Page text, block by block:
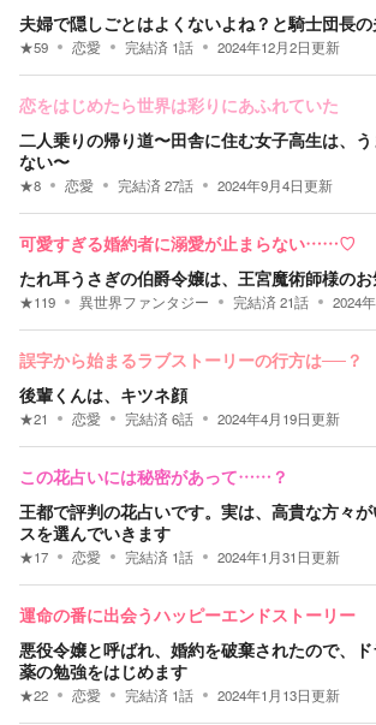
夫婦で隠しごとはよくないよね？と騎士団長
★59 恋愛 完結済 1話 2024年12月2日更新
恋をはじめたら世界は彩りにあふれていた
二人乗りの帰り道〜田舎に住む女子高生は、
ない〜
★8 恋愛 完結済27話 2024年9月4日更新
可愛すぎる婚約者に溺愛が止まらない……♡
たれ耳うさぎの伯爵令嬢は、王宮魔術師様のお
★119 異世界ファンタジー 完結済21話 2024
誤字から始まるラブストーリーの行方は──？
後輩くんは、キツネ顔
★21 恋愛 完結済6話 2024年4月19日更新
この花占いには秘密があって……？
王都で評判の花占いです。実は、高貴な方々
スを選んでいきます
★17 恋愛 完結済 1話 2024年1月31日更新
運命の番に出会うハッピーエンドストーリー
悪役令嬢と呼ばれ、婚約を破棄されたので、
薬の勉強をはじめます
★22 恋愛 完結済 1話 2024年1月13日更新